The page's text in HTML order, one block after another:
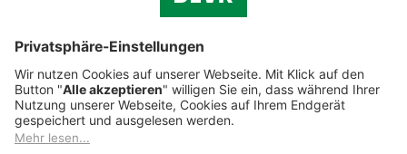
Cookie-Einstellungen
Datenschutz
Impressum